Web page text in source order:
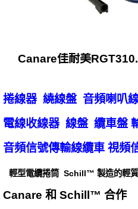
Canare佳耐美
捲線器 繞線盤 音頻喇叭
電線收線器 線盤 纜車盤
音頻信號傳輸線纜車 視頻
輕型電纜捲筒 Schill™ 製造的輕
Canare 和 Schill™ 合作